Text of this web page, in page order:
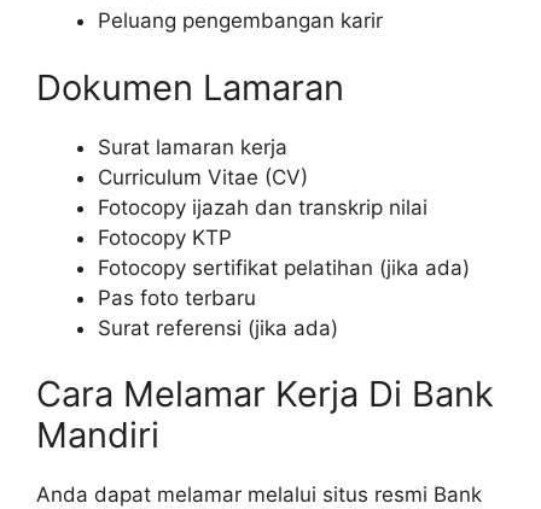
Peluang pengembangan karir
Dokumen Lamaran
Surat lamaran kerja
Curriculum Vitae (CV)
Fotocopy ijazah dan transkrip nilai
Fotocopy KTP
Fotocopy sertifikat pelatihan (jika ada)
Pas foto terbaru
Surat referensi (jika ada)
Cara Melamar Kerja Di Bank
Mandiri
Anda dapat melamar melalui situs resmi Bank